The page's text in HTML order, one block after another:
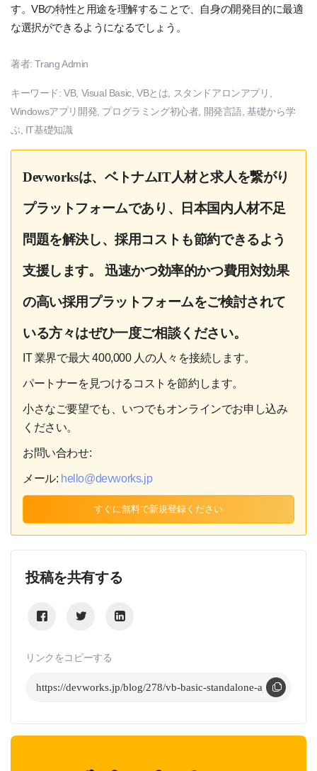
す。VBの特性と用途を理解することで、自身の開発目的に最適
な選択ができるようになるでしょう。
著者:Trang Admin
キーワード:VB, Visual Basic, VBとは, スタンドアロンアプリ,
Windowsアプリ開発, プログラミング初心者, 開発言語, 基礎から学
ぶ, IT基礎知識
Devworksは、ベトナムIT人材と求人を繋がり
プラットフォームであり、日本国内人材不足
問題を解決し、採用コストも節約できるよう
支援します。 迅速かつ効率的かつ費用対効果
の高い採用プラットフォームをご検討されて
いる方々はぜひ一度ご相談ください。
IT 業界で最大 400,000 人の人々を接続します。
パートナーを見つけるコストを節約します。
小さなご要望でも、いつでもオンラインでお申し込み
ください。
お問い合わせ:
メール: hello@devworks.jp
すぐに無料で新規登録ください
投稿を共有する
リンクをコピーする